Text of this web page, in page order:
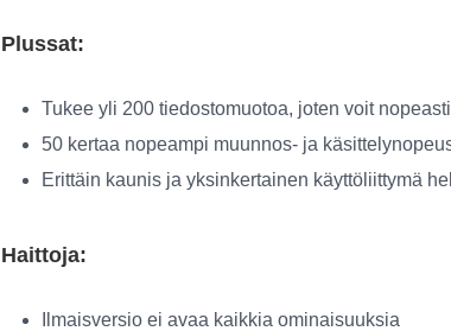
Plussat:
Tukee yli 200 tiedostomuotoa, joten voit nopeasti
50 kertaa nopeampi muunnos- ja
Erittäin kaunis ja yksinkertainen käyttöliittymä
Haittoja:
Ilmaisversio ei avaa kaikkia ominaisuuksia